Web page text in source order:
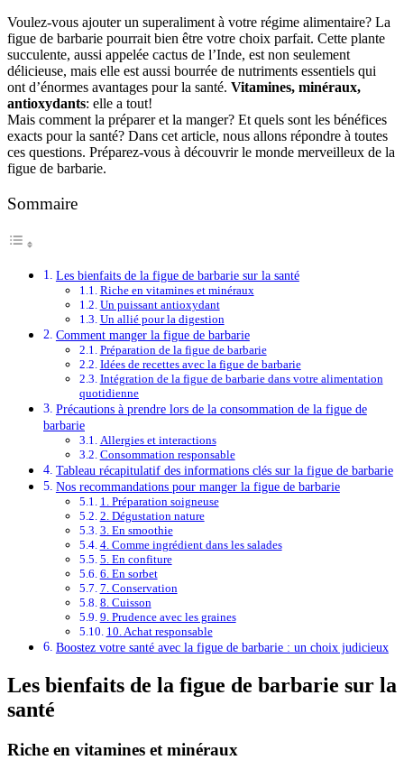
Voulez-vous ajouter un superaliment à votre régime alimentaire? La
figue de barbarie pourrait bien être votre choix parfait. Cette plante
succulente, aussi appelée cactus de l’Inde, est non seulement
délicieuse, mais elle est aussi bourrée de nutriments essentiels qui
ont d’énormes avantages pour la santé. Vitamines, minéraux,
antioxydants: elle a tout!
Mais comment la préparer et la manger? Et quels sont les bénéfices
exacts pour la santé? Dans cet article, nous allons répondre à toutes
ces questions. Préparez-vous à découvrir le monde merveilleux de la
figue de barbarie.
Sommaire
Les bienfaits de la figue de barbarie sur la santé
Riche en vitamines et minéraux
Un puissant antioxydant
Un allié pour la digestion
Comment manger la figue de barbarie
Préparation de la figue de barbarie
Idées de recettes avec la figue de barbarie
Intégration de la figue de barbarie dans votre alimentation
quotidienne
Précautions à prendre lors de la consommation de la figue de
barbarie
Allergies et interactions
Consommation responsable
Tableau récapitulatif des informations clés sur la figue de barbarie
Nos recommandations pour manger la figue de barbarie
1. Préparation soigneuse
2. Dégustation nature
3. En smoothie
4. Comme ingrédient dans les salades
5. En confiture
6. En sorbet
7. Conservation
8. Cuisson
9. Prudence avec les graines
10. Achat responsable
Boostez votre santé avec la figue de barbarie : un choix judicieux
Les bienfaits de la figue de barbarie sur la
santé
Riche en vitamines et minéraux